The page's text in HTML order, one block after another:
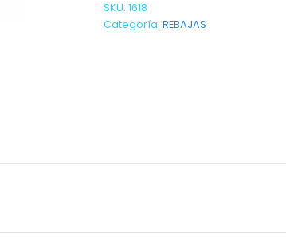
SKU: 1618
Categoría: REBAJAS